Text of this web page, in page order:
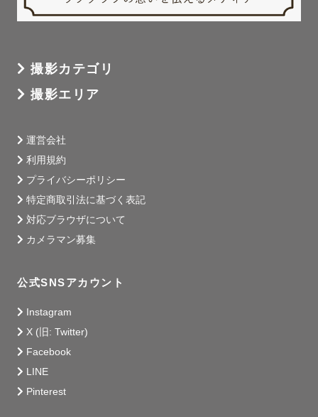
・バースデーブース用グッズ
・ウエディング　ベール（ロング / ショート）
-----------【ウエディング】-----------
💍 定番ぽくない、私たちだけの前撮りがいい
💍 思い出の、この場所で撮りたい！
ふたりきりの世界観
楽しい思い出になる撮影
撮影カテゴリ
撮影エリア
運営会社
利用規約
プライバシーポリシー
特定商取引法に基づく表記
対応ブラウザについて
カメラマン募集
公式SNSアカウント
Instagram
X (旧: Twitter)
Facebook
LINE
Pinterest